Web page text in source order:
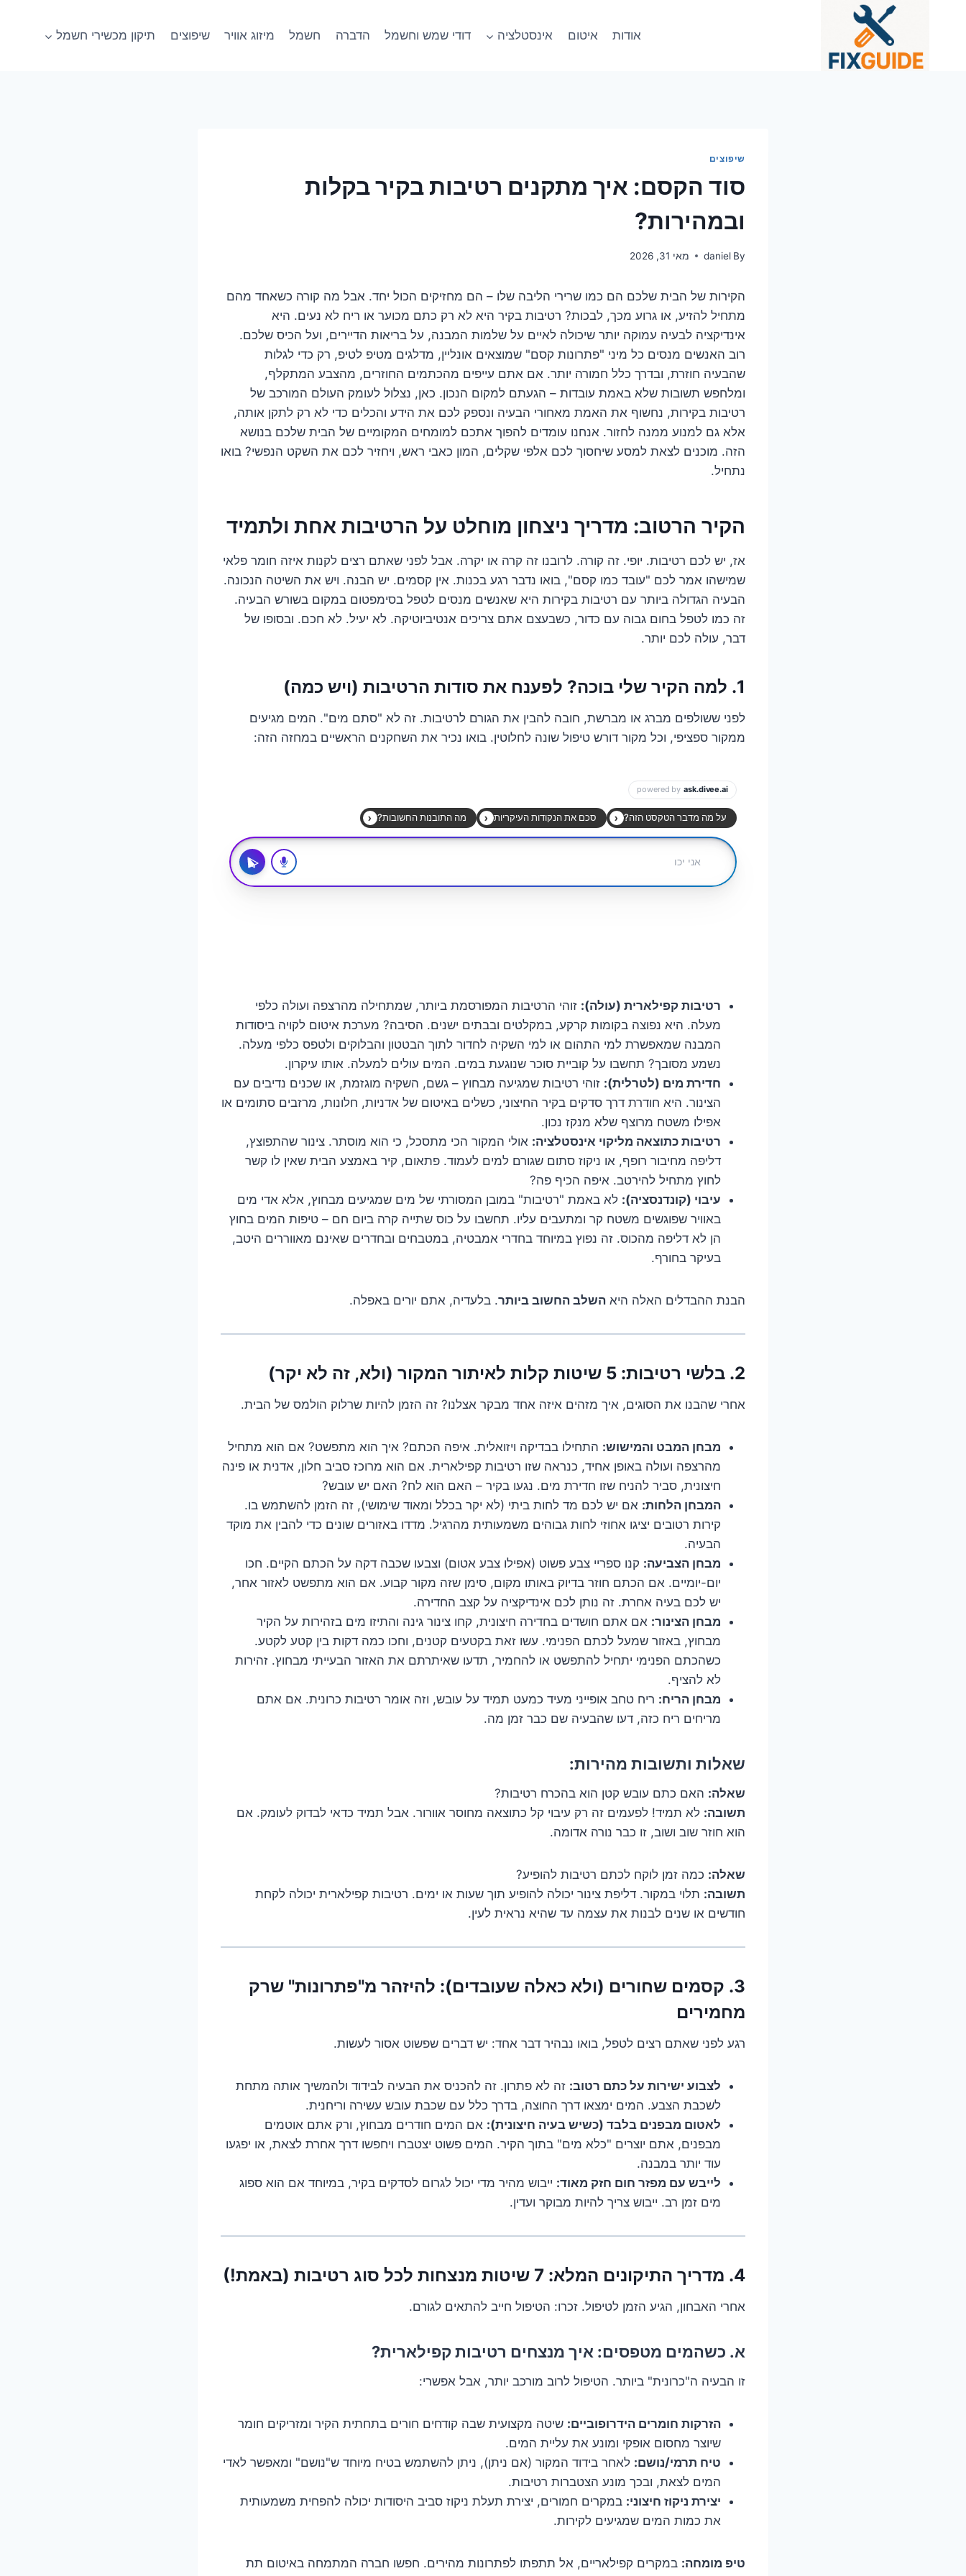
אודות איטום אינסטלציה דודי שמש וחשמל הדברה חשמל מיזוג אוויר שיפוצים תיקון מכשירי חשמל
שיפוצים
סוד הקסם: איך מתקנים רטיבות בקיר בקלות
ובמהירות?
By
daniel מאי 31, 2026
הקירות של הבית שלכם הם כמו שרירי הליבה שלו – הם מחזיקים הכול יחד. אבל מה קורה כשאחד מהם
מתחיל להזיע, או גרוע מכך, לבכות? רטיבות בקיר היא לא רק כתם מכוער או ריח לא נעים. היא
אינדיקציה לבעיה עמוקה יותר שיכולה לאיים על שלמות המבנה, על בריאות הדיירים, ועל הכיס שלכם.
רוב האנשים מנסים כל מיני "פתרונות קסם" שמוצאים אונליין, מדלגים מטיפ לטיפ, רק כדי לגלות
שהבעיה חוזרת, ובדרך כלל חמורה יותר. אם אתם עייפים מהכתמים החוזרים, מהצבע המתקלף,
ומלחפש תשובות שלא באמת עובדות – הגעתם למקום הנכון. כאן, נצלול לעומק העולם המורכב של
רטיבות בקירות, נחשוף את האמת מאחורי הבעיה ונספק לכם את הידע והכלים כדי לא רק לתקן אותה,
אלא גם למנוע ממנה לחזור. אנחנו עומדים להפוך אתכם למומחים המקומיים של הבית שלכם בנושא
הזה. מוכנים לצאת למסע שיחסוך לכם אלפי שקלים, המון כאבי ראש, ויחזיר לכם את השקט הנפשי? בואו
נתחיל.
הקיר הרטוב: מדריך ניצחון מוחלט על הרטיבות אחת ולתמיד
אז, יש לכם רטיבות. יופי. זה קורה. לרובנו זה קרה או יקרה. אבל לפני שאתם רצים לקנות איזה חומר פלאי
שמישהו אמר לכם "עובד כמו קסם", בואו נדבר רגע בכנות. אין קסמים. יש הבנה. ויש את השיטה הנכונה.
הבעיה הגדולה ביותר עם רטיבות בקירות היא שאנשים מנסים לטפל בסימפטום במקום בשורש הבעיה.
זה כמו לטפל בחום גבוה עם כדור, כשבעצם אתם צריכים אנטיביוטיקה. לא יעיל. לא חכם. ובסופו של
דבר, עולה לכם יותר.
1. למה הקיר שלי בוכה? לפענח את סודות הרטיבות (ויש כמה)
לפני ששולפים מברג או מברשת, חובה להבין את הגורם לרטיבות. זה לא "סתם מים". המים מגיעים
ממקור ספציפי, וכל מקור דורש טיפול שונה לחלוטין. בואו נכיר את השחקנים הראשיים במחזה הזה:
רטיבות קפילארית (עולה): זוהי הרטיבות המפורסמת ביותר, שמתחילה מהרצפה ועולה כלפי
מעלה. היא נפוצה בקומות קרקע, במקלטים ובבתים ישנים. הסיבה? מערכת איטום לקויה ביסודות
המבנה שמאפשרת למי התהום או למי השקיה לחדור לתוך הבטטון והבלוקים ולטפס כלפי מעלה.
נשמע מסובך? תחשבו על קוביית סוכר שנוגעת במים. המים עולים למעלה. אותו עיקרון.
חדירת מים (לטרלית): זוהי רטיבות שמגיעה מבחוץ – גשם, השקיה מוגזמת, או שכנים נדיבים עם
הצינור. היא חודרת דרך סדקים בקיר החיצוני, כשלים באיטום של אדניות, חלונות, מרזבים סתומים או
אפילו משטח מרוצף שלא מנקז נכון.
רטיבות כתוצאה מליקוי אינסטלציה: אולי המקור הכי מתסכל, כי הוא מוסתר. צינור שהתפוצץ,
דליפה מחיבור רופף, או ניקוז סתום שגורם למים לעמוד. פתאום, קיר באמצע הבית שאין לו קשר
לחוץ מתחיל להירטב. איפה הכיף פה?
עיבוי (קונדנסציה): לא באמת "רטיבות" במובן המסורתי של מים שמגיעים מבחוץ, אלא אדי מים
באוויר שפוגשים משטח קר ומתעבים עליו. תחשבו על כוס שתייה קרה ביום חם – טיפות המים בחוץ
הן לא דליפה מהכוס. זה נפוץ במיוחד בחדרי אמבטיה, במטבחים ובחדרים שאינם מאווררים היטב,
בעיקר בחורף.
הבנת ההבדלים האלה היא השלב החשוב ביותר. בלעדיה, אתם יורים באפלה.
2. בלשי רטיבות: 5 שיטות קלות לאיתור המקור (ולא, זה לא יקר)
אחרי שהבנו את הסוגים, איך מזהים איזה אחד מבקר אצלנו? זה הזמן להיות שרלוק הולמס של הבית.
מבחן המבט והמישוש: התחילו בבדיקה ויזואלית. איפה הכתם? איך הוא מתפשט? אם הוא מתחיל
מהרצפה ועולה באופן אחיד, כנראה שזו רטיבות קפילארית. אם הוא מרוכז סביב חלון, אדנית או פינה
חיצונית, סביר להניח שזו חדירת מים. נגעו בקיר – האם הוא לח? האם יש עובש?
המבחן הלחות: אם יש לכם מד לחות ביתי (לא יקר בכלל ומאוד שימושי), זה הזמן להשתמש בו.
קירות רטובים יציגו אחוזי לחות גבוהים משמעותית מהרגיל. מדדו באזורים שונים כדי להבין את מוקד
הבעיה.
מבחן הצביעה: קנו ספריי צבע פשוט (אפילו צבע אטום) וצבעו שכבה דקה על הכתם הקיים. חכו
יום-יומיים. אם הכתם חוזר בדיוק באותו מקום, סימן שזה מקור קבוע. אם הוא מתפשט לאזור אחר,
יש לכם בעיה אחרת. זה נותן לכם אינדיקציה על קצב החדירה.
מבחן הצינור: אם אתם חושדים בחדירה חיצונית, קחו צינור גינה והתיזו מים בזהירות על הקיר
מבחוץ, באזור שמעל לכתם הפנימי. עשו זאת בקטעים קטנים, וחכו כמה דקות בין קטע לקטע.
כשהכתם הפנימי יתחיל להתפשט או להחמיר, תדעו שאיתרתם את האזור הבעייתי מבחוץ. זהירות
לא להציף.
מבחן הריח: ריח טחב אופייני מעיד כמעט תמיד על עובש, וזה אומר רטיבות כרונית. אם אתם
מריחים ריח כזה, דעו שהבעיה שם כבר זמן מה.
שאלות ותשובות מהירות:
שאלה: האם כתם עובש קטן הוא בהכרח רטיבות?
תשובה: לא תמיד! לפעמים זה רק עיבוי קל כתוצאה מחוסר אוורור. אבל תמיד כדאי לבדוק לעומק. אם
הוא חוזר שוב ושוב, זו כבר נורה אדומה.
שאלה: כמה זמן לוקח לכתם רטיבות להופיע?
תשובה: תלוי במקור. דליפת צינור יכולה להופיע תוך שעות או ימים. רטיבות קפילארית יכולה לקחת
חודשים או שנים לבנות את עצמה עד שהיא נראית לעין.
3. קסמים שחורים (ולא כאלה שעובדים): להיזהר מ"פתרונות" שרק
מחמירים
רגע לפני שאתם רצים לטפל, בואו נבהיר דבר אחד: יש דברים שפשוט אסור לעשות.
לצבוע ישירות על כתם רטוב: זה לא פתרון. זה להכניס את הבעיה לבידוד ולהמשיך אותה מתחת
לשכבת הצבע. המים ימצאו דרך החוצה, בדרך כלל עם שכבת עובש עשירה וריחנית.
לאטום מבפנים בלבד (כשיש בעיה חיצונית): אם המים חודרים מבחוץ, ורק אתם אוטמים
מבפנים, אתם יוצרים "כלא מים" בתוך הקיר. המים פשוט יצטברו ויחפשו דרך אחרת לצאת, או יפגעו
עוד יותר במבנה.
לייבש עם מפזר חום חזק מאוד: ייבוש מהיר מדי יכול לגרום לסדקים בקיר, במיוחד אם הוא ספוג
מים זמן רב. ייבוש צריך להיות מבוקר ועדין.
4. מדריך התיקונים המלא: 7 שיטות מנצחות לכל סוג רטיבות (באמת!)
אחרי האבחון, הגיע הזמן לטיפול. זכרו: הטיפול חייב להתאים לגורם.
א. כשהמים מטפסים: איך מנצחים רטיבות קפילארית?
זו הבעיה ה"כרונית" ביותר. הטיפול לרוב מורכב יותר, אבל אפשרי:
הזרקות חומרים הידרופוביים: שיטה מקצועית שבה קודחים חורים בתחתית הקיר ומזריקים חומר
שיוצר מחסום אופקי ומונע את עליית המים.
טיח תרמי/נושם: לאחר בידוד המקור (אם ניתן), ניתן להשתמש בטיח מיוחד ש"נושם" ומאפשר לאדי
המים לצאת, ובכך מונע הצטברות רטיבות.
יצירת ניקוז חיצוני: במקרים חמורים, יצירת תעלת ניקוז סביב היסודות יכולה להפחית משמעותית
את כמות המים שמגיעים לקירות.
טיפ מומחה: במקרים קפילאריים, אל תתפתו לפתרונות מהירים. חפשו חברה המתמחה באיטום תת